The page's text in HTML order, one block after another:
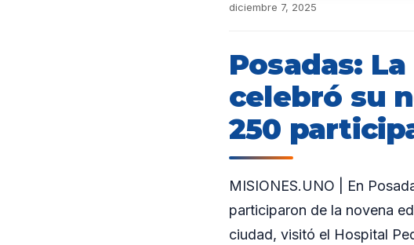
diciembre 7, 2025
Posadas:
celebró su
250
MISIONES.UNO | En
participaron de la novena
ciudad, visitó el Hospital